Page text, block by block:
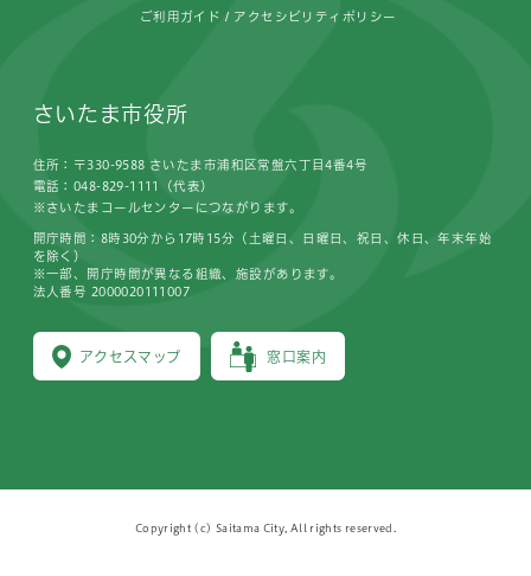
ご利用ガイド アクセシビリティポリシー
さいたま市役所
住所：〒330-9588 さいたま市浦和区常盤六丁目4番4号
電話：048-829-1111（代表）
※さいたまコールセンターにつながります。
アクセスマップ 窓口案内
開庁時間：8時30分から17時15分（土曜日、日曜日、祝日、休日、年末年始
を除く）
※一部、開庁時間が異なる組織、施設があります。
法人番号 2000020111007
Copyright (c) Saitama City, All rights reserved.